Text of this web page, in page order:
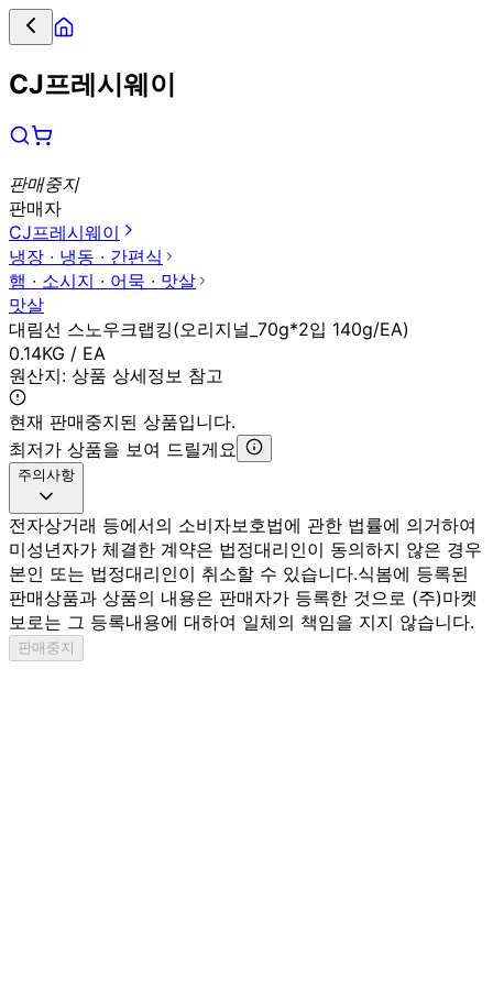
CJ프레시웨이
판매중지
판매자
CJ프레시웨이
냉장 ∙ 냉동 ∙ 간편식
햄 ∙ 소시지 ∙ 어묵 ∙ 맛살
맛살
대림선 스노우크랩킹(오리지널_70g*2입 140g/EA)
0.14KG / EA
원산지: 상품 상세정보 참고
현재 판매중지된 상품입니다.
최저가 상품을 보여 드릴게요
주의사항
전자상거래 등에서의 소비자보호법에 관한 법률에 의거하여
미성년자가 체결한 계약은 법정대리인이 동의하지 않은 경우
본인 또는 법정대리인이 취소할 수 있습니다.식봄에 등록된
판매상품과 상품의 내용은 판매자가 등록한 것으로 (주)마켓
보로는 그 등록내용에 대하여 일체의 책임을 지지 않습니다.
판매중지